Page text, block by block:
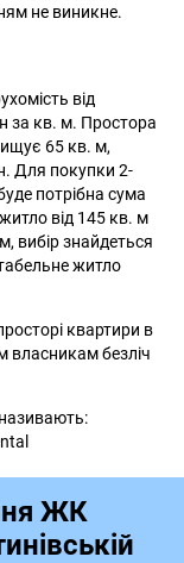
не виникне.
від
за кв. м. Простора
65 кв. м,
Для покупки 2-
потрібна сума
від 145 кв. м
вибір знайдеться
житло
квартири в
власникам безліч
ЖК